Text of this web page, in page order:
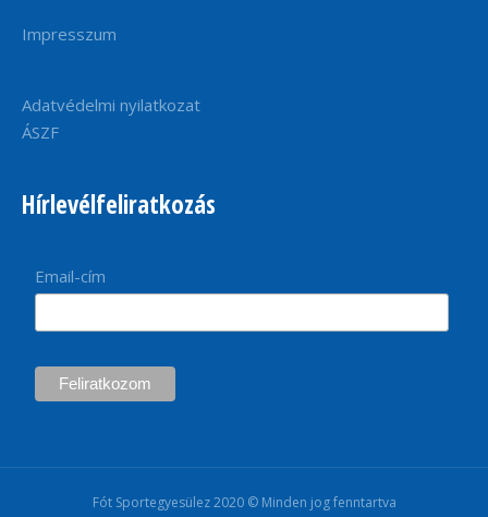
Impresszum
Adatvédelmi nyilatkozat
ÁSZF
Hírlevélfeliratkozás
Email-cím
Fót Sportegyesülez 2020 © Minden jog fenntartva